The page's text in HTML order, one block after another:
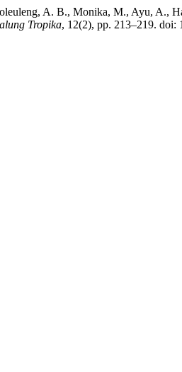
A. B., Monika, M., Ayu, A.,
Tropika, 12(2), pp. 213–219. doi: